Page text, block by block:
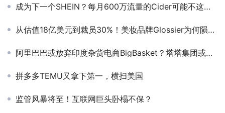
成为下一个SHEIN？每月600万流量的Cider可能不这么想
从估值18亿美元到裁员30%！美妆品牌Glossier为何陨落？
阿里巴巴或放弃印度杂货电商BigBasket？塔塔集团或接手
拼多多TEMU又拿下第一，横扫美国
监管风暴将至！互联网巨头卧榻不保？